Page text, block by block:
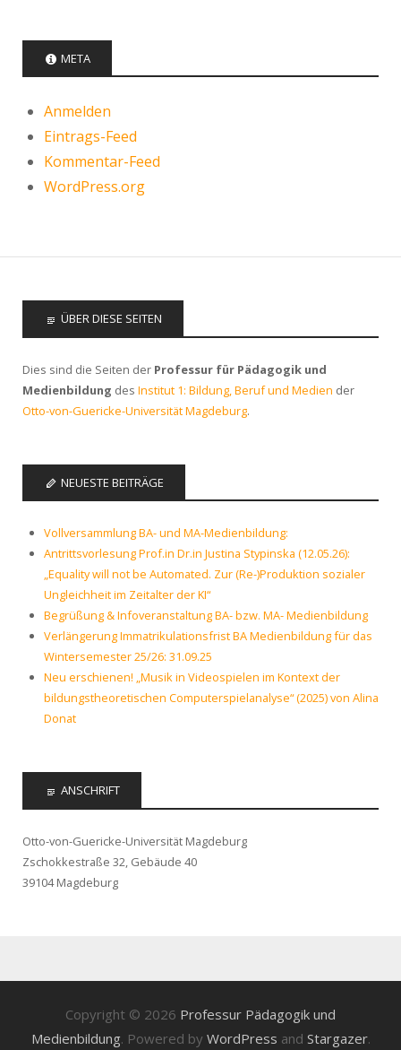
META
Anmelden
Eintrags-Feed
Kommentar-Feed
WordPress.org
ÜBER DIESE SEITEN
Dies sind die Seiten der Professur für Pädagogik und
Medienbildung des Institut 1: Bildung, Beruf und Medien der
Otto-von-Guericke-Universität Magdeburg.
NEUESTE BEITRÄGE
Vollversammlung BA- und MA-Medienbildung:
Antrittsvorlesung Prof.in Dr.in Justina Stypinska (12.05.26):
„Equality will not be Automated. Zur (Re-)Produktion sozialer
Ungleichheit im Zeitalter der KI“
Begrüßung & Infoveranstaltung BA- bzw. MA- Medienbildung
Verlängerung Immatrikulationsfrist BA Medienbildung für das
Wintersemester 25/26: 31.09.25
Neu erschienen! „Musik in Videospielen im Kontext der
bildungstheoretischen Computerspielanalyse“ (2025) von Alina
Donat
ANSCHRIFT
Otto-von-Guericke-Universität Magdeburg
Zschokkestraße 32, Gebäude 40
39104 Magdeburg
Copyright © 2026 Professur Pädagogik und
Medienbildung. Powered by WordPress and Stargazer.